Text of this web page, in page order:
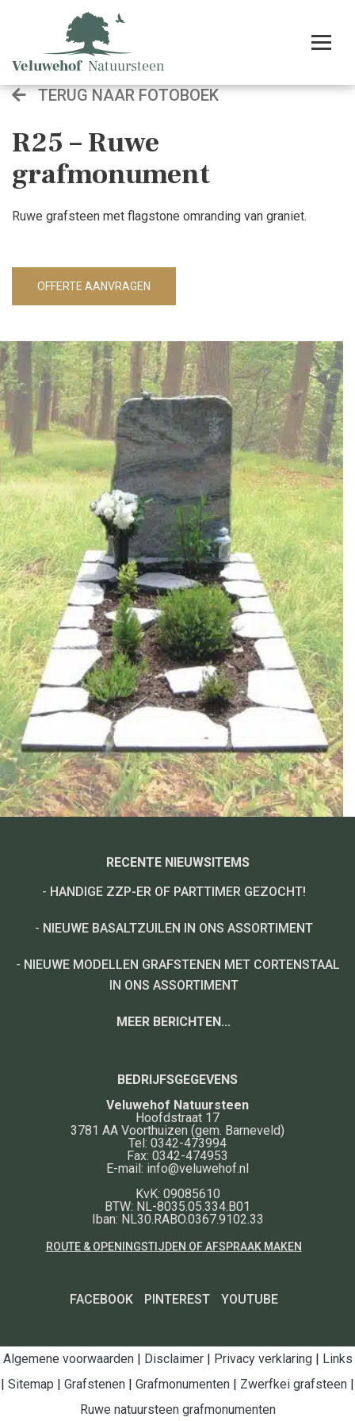
TERUG NAAR FOTOBOEK
R25 – Ruwe
grafmonument
Ruwe grafsteen met flagstone omranding van graniet.
OFFERTE AANVRAGEN
BEDRIJFSGEGEVENS
Veluwehof Natuursteen
Hoofdstraat 17
3781 AA Voorthuizen (gem. Barneveld)
Tel: 0342-473994
Fax: 0342-474953
E-mail: info@veluwehof.nl
KvK: 09085610
BTW: NL-8035.05.334.B01
Iban: NL30.RABO.0367.9102.33
ROUTE & OPENINGSTIJDEN OF AFSPRAAK MAKEN
RECENTE NIEUWSITEMS
- HANDIGE ZZP-ER OF PARTTIMER GEZOCHT!
- NIEUWE BASALTZUILEN IN ONS ASSORTIMENT
- NIEUWE MODELLEN GRAFSTENEN MET CORTENSTAAL
IN ONS ASSORTIMENT
MEER BERICHTEN...
FACEBOOK PINTEREST YOUTUBE
Algemene voorwaarden| Disclaimer| Privacy verklaring| Links
| Sitemap | Grafstenen | Grafmonumenten | Zwerfkei grafsteen |
Ruwe natuursteen grafmonumenten